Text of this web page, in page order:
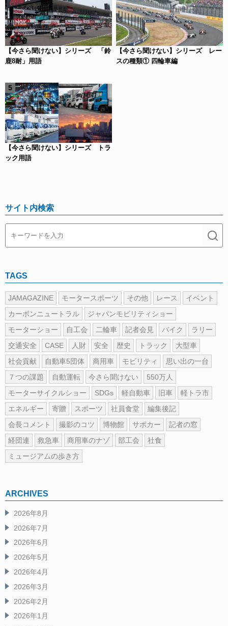
【今さら聞けない】シリーズ 「鈴
鹿8耐」用語
【今さら聞けない】シリーズ レー
スの種類① 四輪車編
【今さら聞けない】シリーズ トラ
ック用語
サイト内検索
TAGS
JAMAGAZINE モータースポーツ その他 レース
イベント
カーボンニュートラル
ジャパンモビリティショー
モーターショー
自工会 二輪車 記者会見 バイク
ラリー
交通安全
CASE 人財 安全 歴史 トラック
大型車
社会貢献
自動車5団体 商用車 モビリティ
思い出の一台
７つの課題
自動運転 今さら聞けない
550万人
モーターサイクルショー
SDGs 軽自動車 旧車
軽トラ市
エネルギー
寄贈 スポーツ 社員食堂
編集後記
会長コメント
撮影のコツ 博物館 サポカー
記者の窓
経団連
救急車 商用車のナゾ 部工会
社食
ミュージアムの歩き方
ARCHIVES
2026年8月
2026年7月
2026年6月
2026年5月
2026年4月
2026年3月
2026年2月
2026年1月